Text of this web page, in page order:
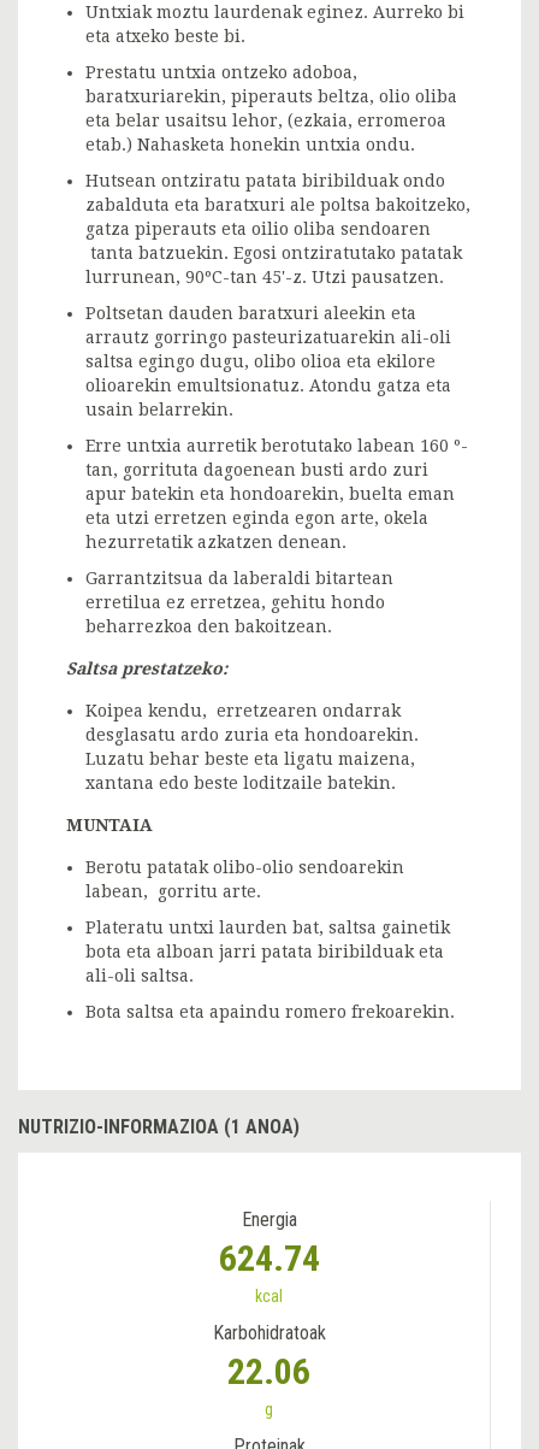
Untxiak moztu laurdenak eginez. Aurreko bi
eta atxeko beste bi.
Prestatu untxia ontzeko adoboa,
baratxuriarekin, piperauts beltza, olio oliba
eta belar usaitsu lehor, (ezkaia, erromeroa
etab.) Nahasketa honekin untxia ondu.
Hutsean ontziratu patata biribilduak ondo
zabalduta eta baratxuri ale poltsa bakoitzeko,
gatza piperauts eta oilio oliba sendoaren
tanta batzuekin. Egosi ontziratutako patatak
lurrunean, 90ºC-tan 45'-z. Utzi pausatzen.
Poltsetan dauden baratxuri aleekin eta
arrautz gorringo pasteurizatuarekin ali-oli
saltsa egingo dugu, olibo olioa eta ekilore
olioarekin emultsionatuz. Atondu gatza eta
usain belarrekin.
Erre untxia aurretik berotutako labean 160 º-
tan, gorrituta dagoenean busti ardo zuri
apur batekin eta hondoarekin, buelta eman
eta utzi erretzen eginda egon arte, okela
hezurretatik azkatzen denean.
Garrantzitsua da laberaldi bitartean
erretilua ez erretzea, gehitu hondo
beharrezkoa den bakoitzean.
Saltsa prestatzeko:
Koipea kendu, erretzearen ondarrak
desglasatu ardo zuria eta hondoarekin.
Luzatu behar beste eta ligatu maizena,
xantana edo beste loditzaile batekin.
MUNTAIA
Berotu patatak olibo-olio sendoarekin
labean, gorritu arte.
Plateratu untxi laurden bat, saltsa gainetik
bota eta alboan jarri patata biribilduak eta
ali-oli saltsa.
Bota saltsa eta apaindu romero frekoarekin.
NUTRIZIO-INFORMAZIOA (1 ANOA)
Energia
624.74
kcal
Karbohidratoak
22.06
g